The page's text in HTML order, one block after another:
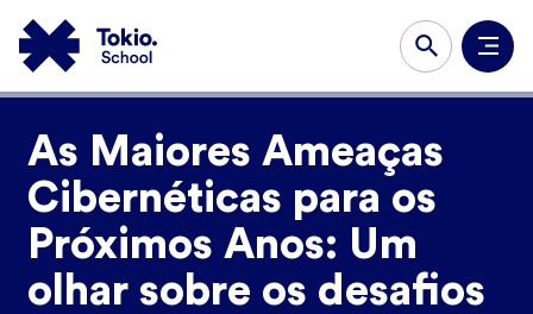
As Maiores Ameaças
Cibernéticas para os
Próximos Anos: Um
olhar sobre os desafios